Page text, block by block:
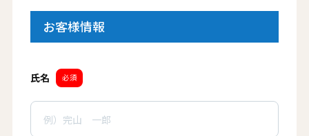
お客様情報
氏名 必須